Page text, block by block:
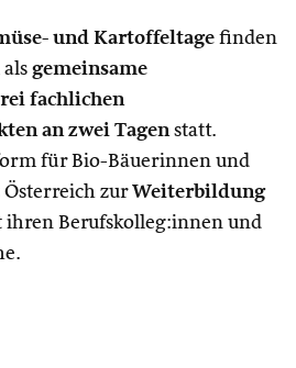
und Kartoffeltage finden
gemeinsame
fachlichen
an zwei Tagenstatt.
für Bio-Bäuerinnen und
Österreich zurWeiterbildung
Berufskolleg:innen und